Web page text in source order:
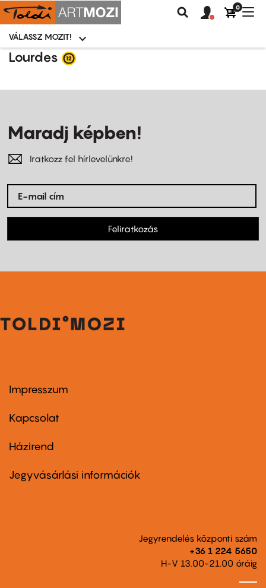
Ugrás
Moziválasztó
menü
VÁLASSZ MOZIT!
Keresés
Felhasználói
fiók
0
Lourdes
Maradj képben!
Iratkozz fel hírlevelünkre!
Feliratkozás
Footer
first
Impresszum
Kapcsolat
Footer
second
Házirend
Jegyvásárlási információk
Jegyrendelés központi szám
+36 1 224 5650
H-V 13.00-21.00 óráig